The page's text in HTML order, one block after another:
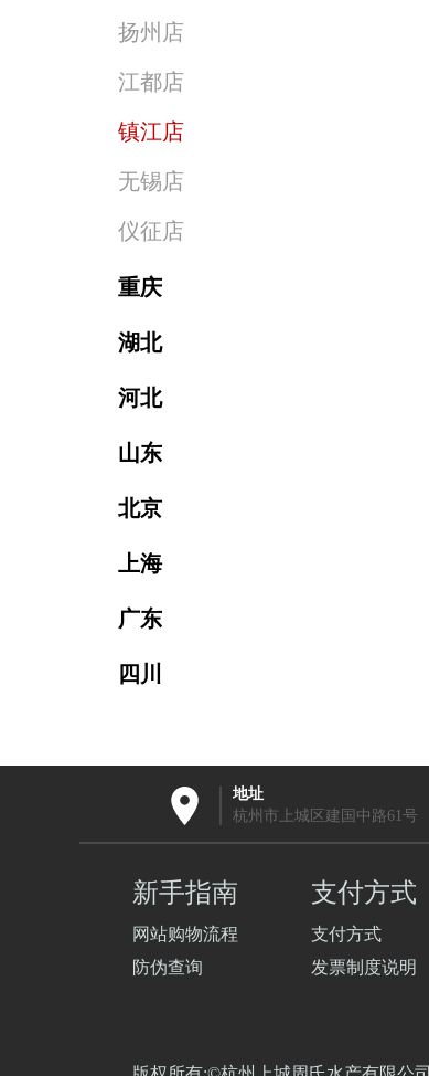
扬州店
江都店
镇江店
无锡店
仪征店
重庆
湖北
河北
山东
北京
上海
广东
四川
地址
杭州市上城区建国中路61号
新手指南
网站购物流程
防伪查询
支付方式
支付方式
发票制度说明